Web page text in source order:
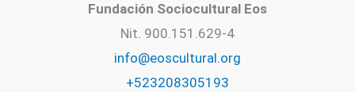
Fundación Sociocultural Eos
Nit. 900.151.629-4
info@eoscultural.org
+523208305193